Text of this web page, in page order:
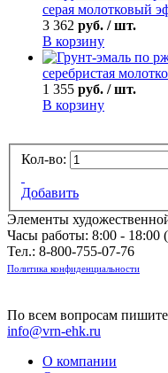
серая молотковый
3 362 руб. / шт.
В корзину
серебристая
1 355 руб. / шт.
В корзину
Кол-во:
Добавить
Элементы
Часы работы: 8:00 - 18:00
Тел.: 8-800-755-07-76
Политика конфиденциальности
По всем вопросам
info@vrn-ehk.ru
О компании